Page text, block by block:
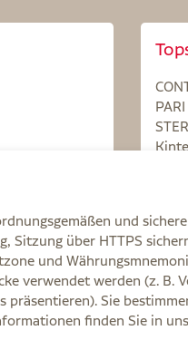
Erklärung zur
und
über HTTPS
und
verwendet werden (z. B.
Sie
finden Sie in